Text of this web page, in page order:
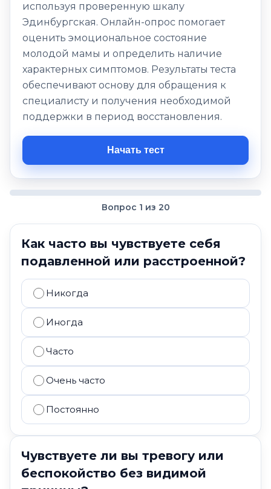
используя проверенную шкалу
Эдинбургская. Онлайн-опрос помогает
оценить эмоциональное состояние
молодой мамы и определить наличие
характерных симптомов. Результаты теста
обеспечивают основу для обращения к
специалисту и получения необходимой
поддержки в период восстановления.
Начать тест
Вопрос 1 из 20
Как часто вы чувствуете себя
подавленной или расстроенной?
Никогда
Иногда
Часто
Очень часто
Постоянно
Чувствуете ли вы тревогу или
беспокойство без видимой